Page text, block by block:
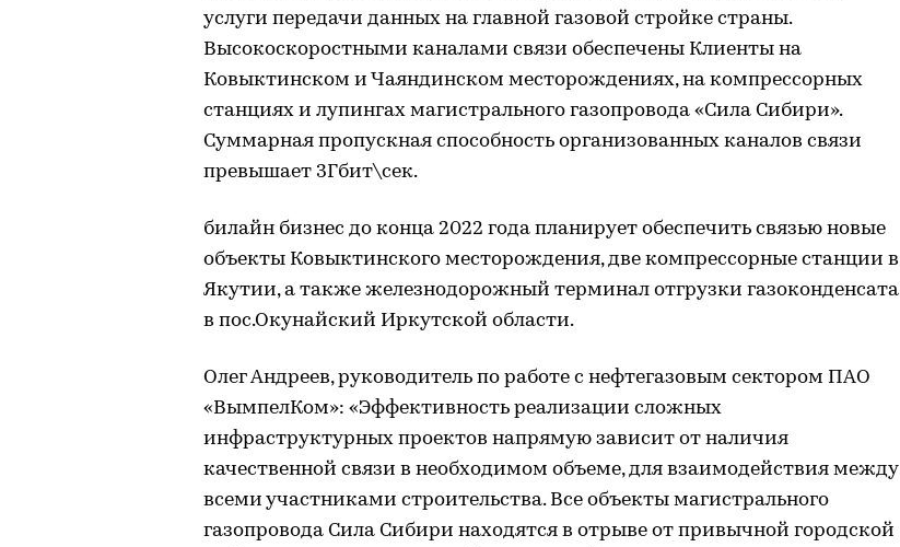
услуги передачи данных на главной газовой стройке страны.
Высокоскоростными каналами связи обеспечены Клиенты на
Ковыктинском и Чаяндинском месторождениях, на компрессорных
станциях и лупингах магистрального газопровода «Сила Сибири».
Суммарная пропускная способность организованных каналов связи
превышает 3Гбит\сек.
билайн бизнес до конца 2022 года планирует обеспечить связью новые
объекты Ковыктинского месторождения, две компрессорные станции в
Якутии, а также железнодорожный терминал отгрузки газоконденсата
в пос.Окунайский Иркутской области.
Олег Андреев, руководитель по работе с нефтегазовым сектором ПАО
«ВымпелКом»: «Эффективность реализации сложных
инфраструктурных проектов напрямую зависит от наличия
качественной связи в необходимом объеме, для взаимодействия между
всеми участниками строительства. Все объекты магистрального
газопровода Сила Сибири находятся в отрыве от привычной городской